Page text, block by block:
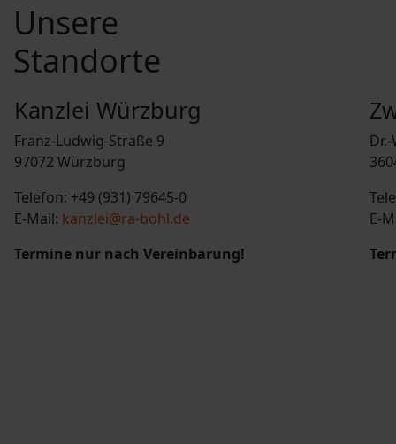
Unsere
Standorte
Kanzlei Würzburg
Franz-Ludwig-Straße 9
97072 Würzburg
Telefon: +49 (931) 79645-0
E-Mail: kanzlei@ra-bohl.de
Termine nur nach Vereinbarung!
E-